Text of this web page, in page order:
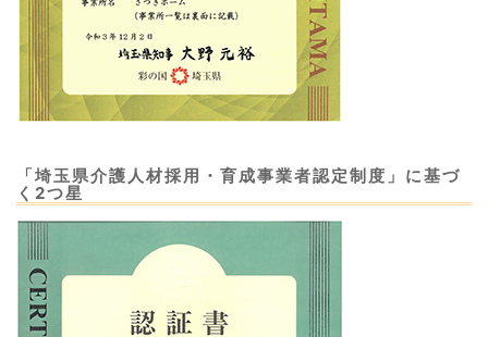
「埼玉県介護人材採用・育成事業者認定制度」に基づ
く2つ星